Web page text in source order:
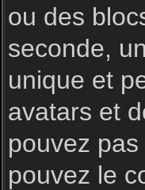
ou des
seconde,
unique et
avatars et
pouvez pas
pouvez le